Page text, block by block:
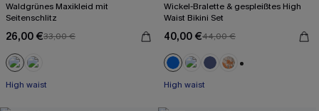
Waldgrünes Maxikleid mit
Seitenschlitz
26,00 €33,00 €
High waist
Wickel-Bralette & gespleißtes High
Waist Bikini Set
40,00 €44,00 €
High waist